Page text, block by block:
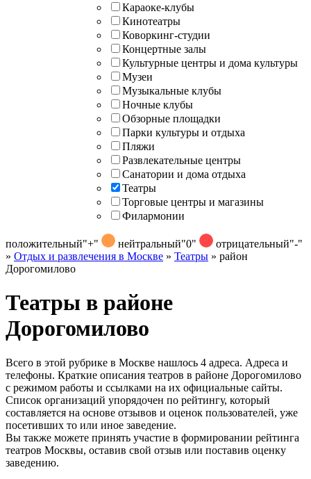
Караоке-клубы
Кинотеатры
Коворкинг-студии
Концертные залы
Культурные центры и дома культуры
Музеи
Музыкальные клубы
Ночные клубы
Обзорные площадки
Парки культуры и отдыха
Пляжи
Развлекательные центры
Санатории и дома отдыха
Театры
Торговые центры и магазины
Филармонии
положительный"+" нейтральный"0" отрицательный"-"
» Отдых и развлечения в Москве » Театры » район
Дорогомилово
Театры в районе
Дорогомилово
Всего в этой рубрике в Москве нашлось 4 адреса. Адреса и
телефоны. Краткие описания театров в районе Дорогомилово
с режимом работы и ссылками на их официальные сайты.
Список организаций упорядочен по рейтингу, который
составляется на основе отзывов и оценок пользователей, уже
посетивших то или иное заведение.
Вы также можете принять участие в формировании рейтинга
театров Москвы, оставив свой отзыв или поставив оценку
заведению.